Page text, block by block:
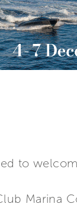
to
Marina